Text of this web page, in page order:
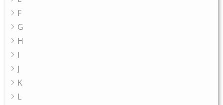
F
G
H
I
J
K
L